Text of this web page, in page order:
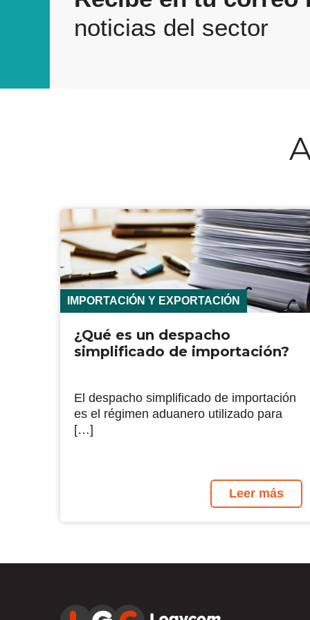
noticias del sector
IMPORTACIÓN Y EXPORTACIÓN
¿Qué es un despacho
simplificado de importación?
El despacho simplificado de importación
es el régimen aduanero utilizado para
[…]
Leer más